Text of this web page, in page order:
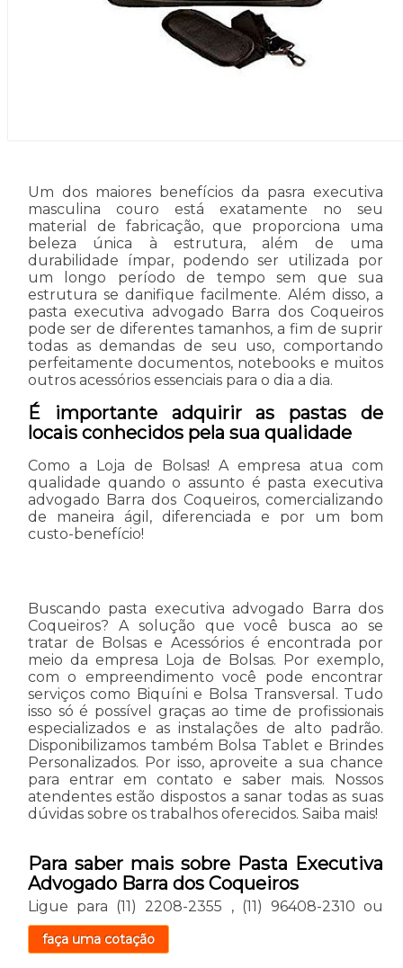
Um dos maiores benefícios da pasra executiva
masculina couro está exatamente no seu
material de fabricação, que proporciona uma
beleza única à estrutura, além de uma
durabilidade ímpar, podendo ser utilizada por
um longo período de tempo sem que sua
estrutura se danifique facilmente. Além disso, a
pasta executiva advogado Barra dos Coqueiros
pode ser de diferentes tamanhos, a fim de suprir
todas as demandas de seu uso, comportando
perfeitamente documentos, notebooks e muitos
outros acessórios essenciais para o dia a dia.
É importante adquirir as pastas de
locais conhecidos pela sua qualidade
Como a Loja de Bolsas! A empresa atua com
qualidade quando o assunto é pasta executiva
advogado Barra dos Coqueiros, comercializando
de maneira ágil, diferenciada e por um bom
custo-benefício!
Buscando pasta executiva advogado Barra dos
Coqueiros? A solução que você busca ao se
tratar de Bolsas e Acessórios é encontrada por
meio da empresa Loja de Bolsas. Por exemplo,
com o empreendimento você pode encontrar
serviços como Biquíni e Bolsa Transversal. Tudo
isso só é possível graças ao time de profissionais
especializados e as instalações de alto padrão.
Disponibilizamos também Bolsa Tablet e Brindes
Personalizados. Por isso, aproveite a sua chance
para entrar em contato e saber mais. Nossos
atendentes estão dispostos a sanar todas as suas
dúvidas sobre os trabalhos oferecidos. Saiba mais!
Para saber mais sobre Pasta Executiva
Advogado Barra dos Coqueiros
Ligue para (11) 2208-2355 , (11) 96408-2310 ou
faça uma cotação